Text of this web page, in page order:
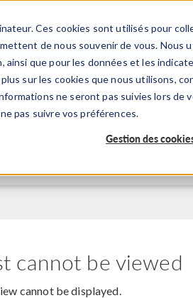
Ces cookies sont utilisés pour
de nous souvenir de vous. Nous
que pour les données et les
sur les cookies que nous utilisons,
ne seront pas suivies lors de
pas suivre vos préférences.
Gestion des
PRODUITS
cannot be viewed
cannot be displayed.